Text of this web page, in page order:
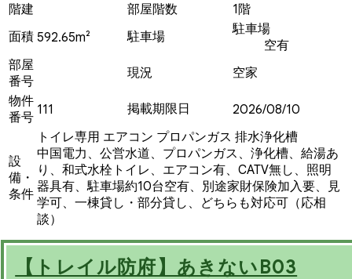
階建
部屋階数
1階
面積 592.65m² 駐車場
駐車場
空有
部屋
番号
現況
空家
物件
番号 111 掲載期限日 2026/08/10
設
備・
条件
トイレ専用 エアコン プロパンガス 排水浄化槽
中国電力、公営水道、プロパンガス、浄化槽、給湯あ
り、和式水栓トイレ、エアコン有、CATV無し、照明
器具有、駐車場約10台空有、別途家財保険加入要、見
学可、一棟貸し・部分貸し、どちらも対応可（応相
談）
【トレイル防府】あきないB03